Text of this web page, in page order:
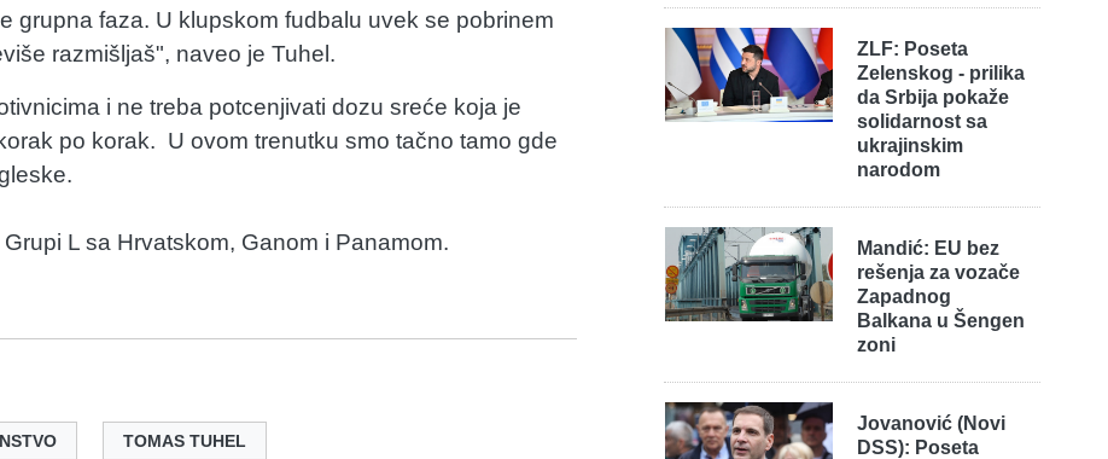
grupna faza. U klupskom fudbalu uvek se pobrinem
razmišljaš", naveo je Tuhel.
i ne treba potcenjivati dozu sreće koja je
po korak. U ovom trenutku smo tačno tamo gde
L sa Hrvatskom, Ganom i Panamom.
TOMAS TUHEL
ZLF: Poseta
Zelenskog - prilika
da Srbija pokaže
solidarnost sa
ukrajinskim
narodom
Mandić: EU bez
rešenja za vozače
Zapadnog
Balkana u Šengen
zoni
Jovanović (Novi
DSS): Poseta